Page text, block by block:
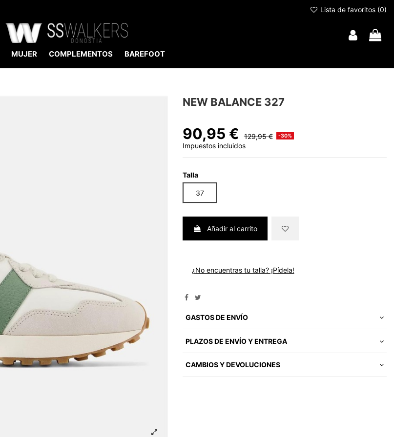
Lista de favoritos (0)
MUJER COMPLEMENTOS BAREFOOT
NEW BALANCE 327
90,95 € 129,95 € -30%
Impuestos incluidos
Talla
37
Añadir al carrito
¿No encuentras tu talla? ¡Pídela!
GASTOS DE ENVÍO
PLAZOS DE ENVÍO Y ENTREGA
CAMBIOS Y DEVOLUCIONES